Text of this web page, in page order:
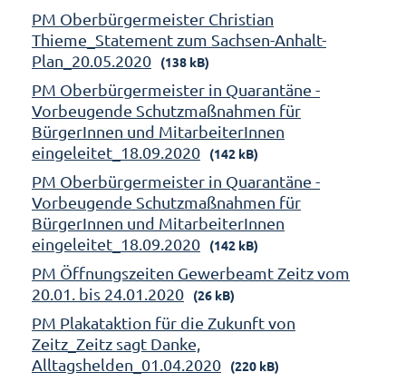
PM Oberbürgermeister Christian
Thieme_Statement zum Sachsen-Anhalt-
Plan_20.05.2020
(138 kB)
PM Oberbürgermeister in Quarantäne -
Vorbeugende Schutzmaßnahmen für
BürgerInnen und MitarbeiterInnen
eingeleitet_18.09.2020
(142 kB)
PM Oberbürgermeister in Quarantäne -
Vorbeugende Schutzmaßnahmen für
BürgerInnen und MitarbeiterInnen
eingeleitet_18.09.2020
(142 kB)
PM Öffnungszeiten Gewerbeamt Zeitz vom
20.01. bis 24.01.2020
(26 kB)
PM Plakataktion für die Zukunft von
Zeitz_Zeitz sagt Danke,
Alltagshelden_01.04.2020
(220 kB)